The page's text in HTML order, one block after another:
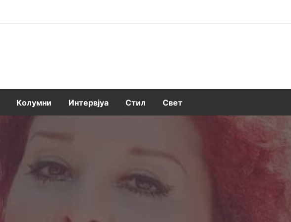
Kолумни Интервјуа Стил Свет